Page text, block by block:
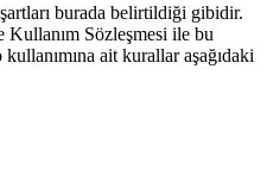
burada belirtildiği gibidir.
Kullanım Sözleşmesi ile bu
ait kurallar aşağıdaki